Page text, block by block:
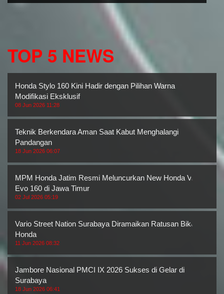
TOP 5 NEWS
Honda Stylo 160 Kini Hadir dengan Pilihan Warna
Modifikasi Eksklusif
08 Jun 2026 11:28
Teknik Berkendara Aman Saat Kabut Menghalangi
Pandangan
18 Jun 2026 06:07
MPM Honda Jatim Resmi Meluncurkan New Honda Vario
Evo 160 di Jawa Timur
02 Jul 2026 05:19
Vario Street Nation Surabaya Diramaikan Ratusan Bikers
Honda
11 Jun 2026 08:32
Jambore Nasional PMCI IX 2026 Sukses di Gelar di
Surabaya
18 Jun 2026 06:41